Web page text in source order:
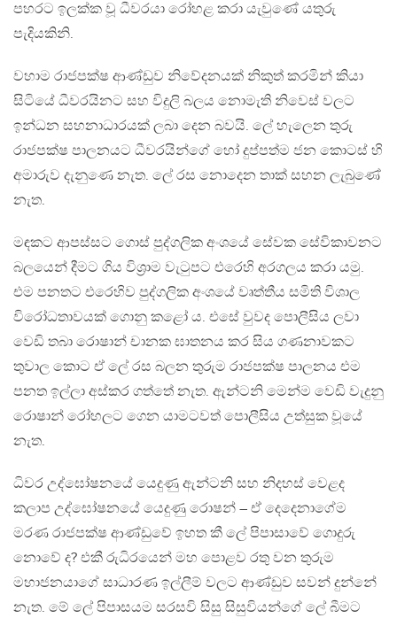
පහරට ඉලක්ක වූ ධීවරයා රෝහළ කරා යැවුණේ යතුරු
පැදියකිනි.
වහාම රාජපක්ෂ ආණ්ඩුව නිවේදනයක් නිකුත් කරමින් කියා
සිටියේ ධීවරයිනට සහ විදුලි බලය නොමැති නිවෙස් වලට
ඉන්ධන සහනාධාරයක් ලබා දෙන බවයි. ලේ හැලෙන තුරු
රාජපක්ෂ පාලනයට ධීවරයින්ගේ හෝ දුප්පත්ම ජන කොටස් හි
අමාරුව දැනුණෙ නැත. ලේ රස නොදෙන තාක් සහන ලැබුණේ
නැත.
මඳකට ආපස්සට ගොස් පුද්ගලික අංශයේ සේවක සේවිකාවනට
බලයෙන් දීමට ගිය විශ්‍රාම වැටුපට එරෙහි අරගලය කරා යමු.
එම පනතට එරෙහිව පුද්ගලික අංශයේ වෘත්තීය සමිති විශාල
විරෝධතාවයක් ගොනු කළෝ ය. එසේ වුවද පොලීසිය ලවා
වෙඩි තබා රොෂාන් චානක ඝාතනය කර සිය ගණනාවකට
තුවාල කොට ඒ ලේ රස බලන තුරුම රාජපක්ෂ පාලනය එම
පනත ඉල්ලා අස්කර ගත්තේ නැත. ඇන්ටනි මෙන්ම වෙඩි වැදුනු
රොෂාන් රෝහලට ගෙන යාමටවත් පොලීසිය උත්සුක වූයේ
නැත.
ධිවර උද්ඝෝෂනයේ යෙදුණු ඇන්ටනි සහ නිදහස් වෙළද
කලාප උද්ඝෝෂනයේ යෙදුණු රොෂන් – ඒ දෙදෙනාගේම
මරණ රාජපක්ෂ ආණ්ඩුවේ ඉහත කී ලේ පිපාසාවේ ගොදුරු
නොවේ ද? එකී රුධිරයෙන් මහ පොළව රතු වන තුරුම
මහාජනයාගේ සාධාරණ ඉල්ලීම් වලට ආණ්ඩුව සවන් දුන්නේ
නැත. මේ ලේ පිපාසයම සරසවි සිසු සිසුවියන්ගේ ලේ බීමට